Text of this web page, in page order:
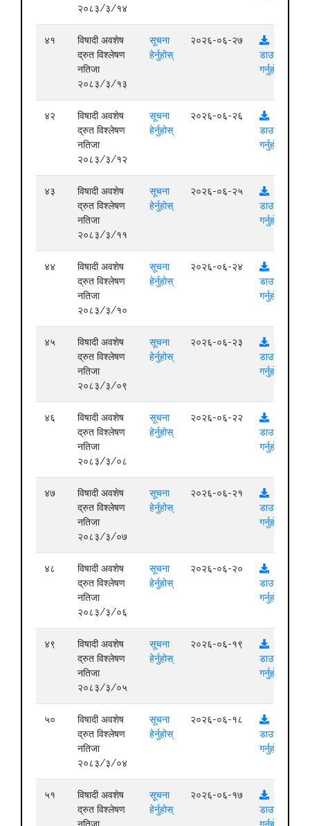
२०८३/३/१४
४१
विषादी अवशेष
द्रुत विश्लेषण
नतिजा
२०८३/३/१३
सूचना
हेर्नुहोस्
२०२६-०६-२७
डाउनलोड
गर्नुहोस्
४२
विषादी अवशेष
द्रुत विश्लेषण
नतिजा
२०८३/३/१२
सूचना
हेर्नुहोस्
२०२६-०६-२६
डाउनलोड
गर्नुहोस्
४३
विषादी अवशेष
द्रुत विश्लेषण
नतिजा
२०८३/३/११
सूचना
हेर्नुहोस्
२०२६-०६-२५
डाउनलोड
गर्नुहोस्
४४
विषादी अवशेष
द्रुत विश्लेषण
नतिजा
२०८३/३/१०
सूचना
हेर्नुहोस्
२०२६-०६-२४
डाउनलोड
गर्नुहोस्
४५
विषादी अवशेष
द्रुत विश्लेषण
नतिजा
२०८३/३/०९
सूचना
हेर्नुहोस्
२०२६-०६-२३
डाउनलोड
गर्नुहोस्
४६
विषादी अवशेष
द्रुत विश्लेषण
नतिजा
२०८३/३/०८
सूचना
हेर्नुहोस्
२०२६-०६-२२
डाउनलोड
गर्नुहोस्
४७
विषादी अवशेष
द्रुत विश्लेषण
नतिजा
२०८३/३/०७
सूचना
हेर्नुहोस्
२०२६-०६-२१
डाउनलोड
गर्नुहोस्
४८
विषादी अवशेष
द्रुत विश्लेषण
नतिजा
२०८३/३/०६
सूचना
हेर्नुहोस्
२०२६-०६-२०
डाउनलोड
गर्नुहोस्
४९
विषादी अवशेष
द्रुत विश्लेषण
नतिजा
२०८३/३/०५
सूचना
हेर्नुहोस्
२०२६-०६-१९
डाउनलोड
गर्नुहोस्
५०
विषादी अवशेष
द्रुत विश्लेषण
नतिजा
२०८३/३/०४
सूचना
हेर्नुहोस्
२०२६-०६-१८
डाउनलोड
गर्नुहोस्
५१
विषादी अवशेष
द्रुत विश्लेषण
सूचना
हेर्नुहोस्
२०२६-०६-१७
डाउनलोड